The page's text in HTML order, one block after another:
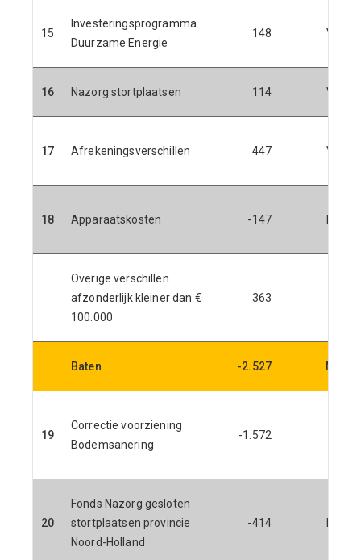
15
Investeringsprogramma
Duurzame Energie
148 V
16 Nazorg stortplaatsen 114 V
17 Afrekeningsverschillen 447 V
18 Apparaatskosten -147
Overige verschillen
afzonderlijk kleiner dan €
100.000
363
Baten -2.527 N
19
Correctie voorziening
Bodemsanering
-1.572
20
Fonds Nazorg gesloten
stortplaatsen provincie
Noord-Holland
-414